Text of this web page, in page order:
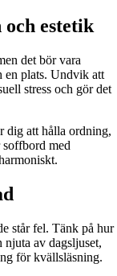
estetik
det bör vara
en plats. Undvik att
stress och gör det
dig att hålla ordning,
med
står fel. Tänk på hur
av dagsljuset,
för kvällsläsning.